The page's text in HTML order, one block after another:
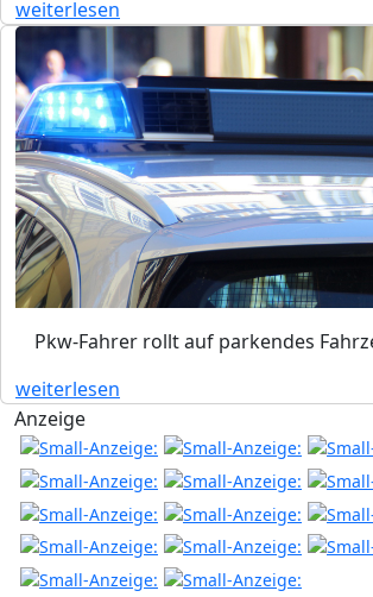
weiterlesen
Pkw-Fahrer rollt auf parkendes
weiterlesen
Anzeige